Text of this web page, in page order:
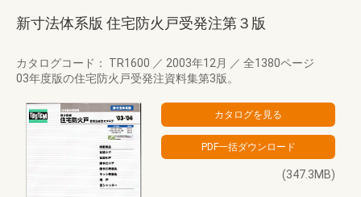
新寸法体系版 住宅防火戸受発注第３版
カタログコード： TR1600 ／ 2003年12月 ／ 全1380ページ
03年度版の住宅防火戸受発注資料集第3版。
(347.3MB)